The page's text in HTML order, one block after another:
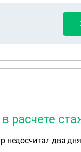
расчете
недосчитал два